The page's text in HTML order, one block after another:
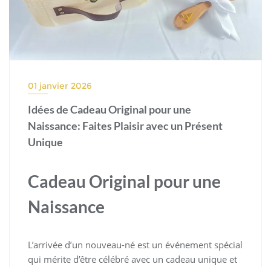
01 janvier 2026
Idées de Cadeau Original pour une
Naissance: Faites Plaisir avec un Présent
Unique
Cadeau Original pour une
Naissance
L’arrivée d’un nouveau-né est un événement spécial
qui mérite d’être célébré avec un cadeau unique et